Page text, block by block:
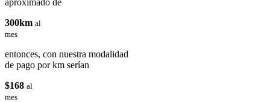
300km al
mes
entonces, con nuestra modalidad
de pago por km serían
$168 al
mes